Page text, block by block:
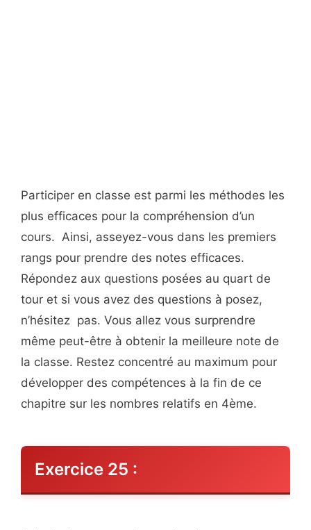
Participer en classe est parmi les méthodes les
plus efficaces pour la compréhension d’un
cours. Ainsi, asseyez-vous dans les premiers
rangs pour prendre des notes efficaces.
Répondez aux questions posées au quart de
tour et si vous avez des questions à posez,
n’hésitez pas. Vous allez vous surprendre
même peut-être à obtenir la meilleure note de
la classe. Restez concentré au maximum pour
développer des compétences à la fin de ce
chapitre sur les nombres relatifs en 4ème.
Exercice 25 :